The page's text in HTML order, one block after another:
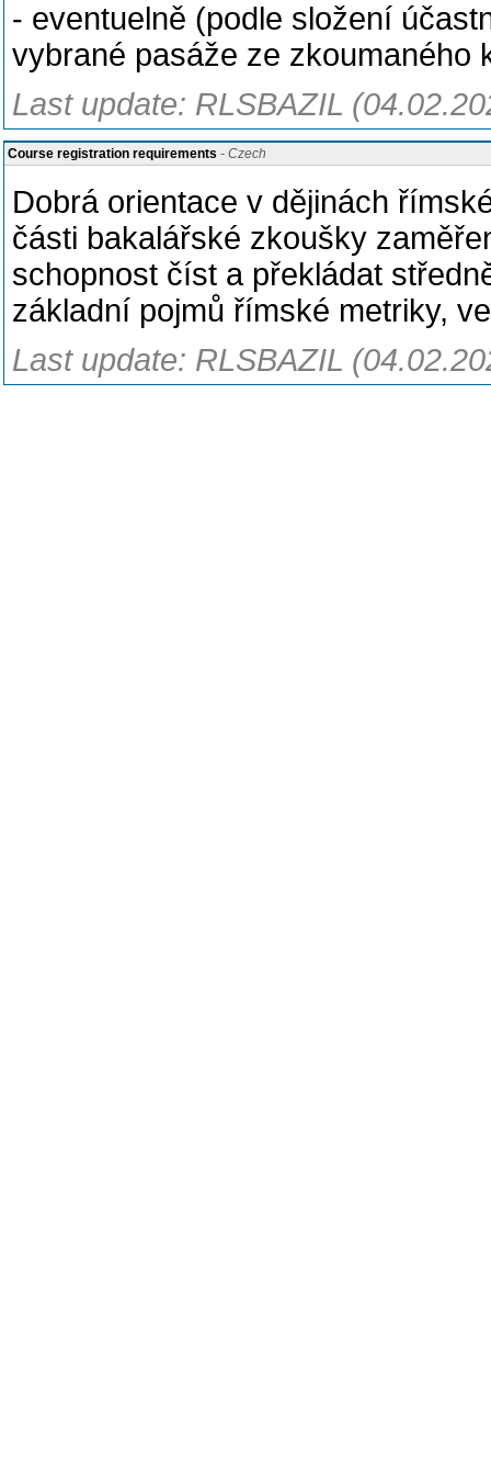
- eventuelně (podle složení
vybrané pasáže ze zkoumaného
Last update: RLSBAZIL
Course registration requirements - Czech
Dobrá orientace v dějinách
části bakalářské zkoušky
schopnost číst a překládat
základní pojmů římské metriky,
Last update: RLSBAZIL